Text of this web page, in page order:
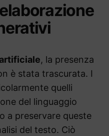
, la presenza
è stata trascurata. I
quelli
del linguaggio
a preservare queste
del testo. Ciò